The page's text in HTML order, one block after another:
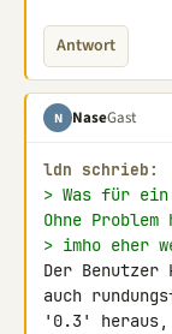
Antwort
N NaseGast
ldn schrieb:
> Was für ein
Ohne
> imho eher
Der
auch
'0.3' heraus,